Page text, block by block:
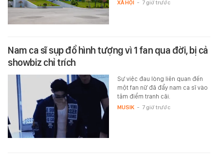
XÃ HỘI - 7 giờ trước
Nam ca sĩ sụp đổ hình tượng vì 1 fan qua đời, bị cả
showbiz chỉ trích
Sự việc đau lòng liên quan đến
một fan nữ đã đẩy nam ca sĩ vào
tâm điểm tranh cãi.
MUSIK - 7 giờ trước